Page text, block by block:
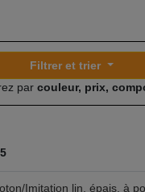
Filtrer et trier
par couleur, prix,
5
Imitation lin, épais, à